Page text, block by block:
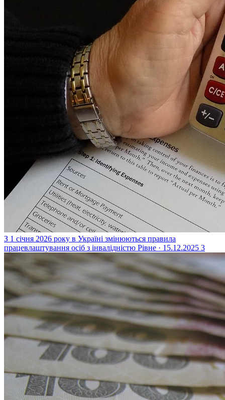
З 1 січня 2026 року в Україні змінюються правила
працевлаштування осіб з інвалідністю Рівне · 15.12.2025 3